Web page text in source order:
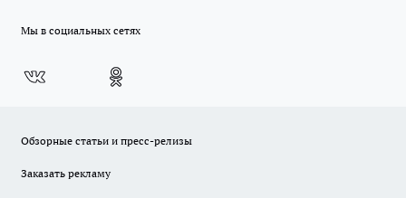
Мы в социальных сетях
Обзорные статьи и пресс-релизы
Заказать рекламу